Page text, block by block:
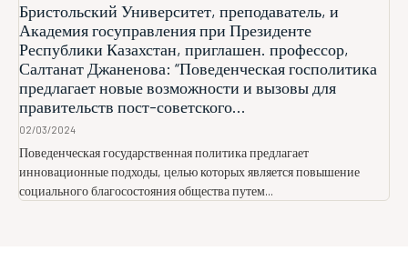
Бристольский Университет, преподаватель, и
Академия госуправления при Президенте
Республики Казахстан, приглашен. профессор,
Салтанат Джаненова: “Поведенческая госполитика
предлагает новые возможности и вызовы для
правительств пост-советского...
02/03/2024
Поведенческая государственная политика предлагает
инновационные подходы, целью которых является повышение
социального благосостояния общества путем...